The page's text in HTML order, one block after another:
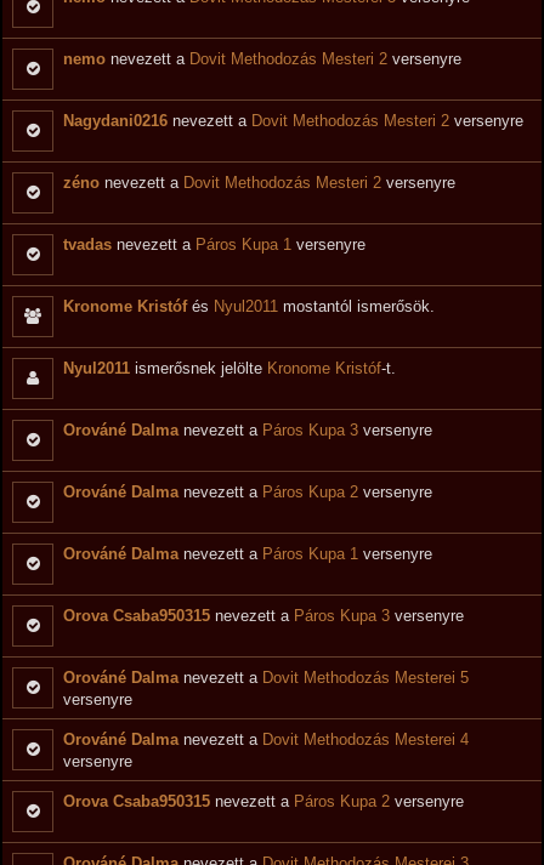
nemo nevezett a Dovit Methodozás Mesteri 2 versenyre
Nagydani0216 nevezett a Dovit Methodozás Mesteri 2 versenyre
zéno nevezett a Dovit Methodozás Mesteri 2 versenyre
tvadas nevezett a Páros Kupa 1 versenyre
Kronome Kristófés Nyul2011 mostantól ismerősök.
Nyul2011 ismerősnek jelölte Kronome Kristóf-t.
Orováné Dalma nevezett a Páros Kupa 3 versenyre
Orováné Dalma nevezett a Páros Kupa 2 versenyre
Orováné Dalma nevezett a Páros Kupa 1 versenyre
Orova Csaba950315 nevezett a Páros Kupa 3 versenyre
Orováné Dalma nevezett a Dovit Methodozás Mesterei 5
versenyre
Orováné Dalma nevezett a Dovit Methodozás Mesterei 4
versenyre
Orova Csaba950315 nevezett a Páros Kupa 2 versenyre